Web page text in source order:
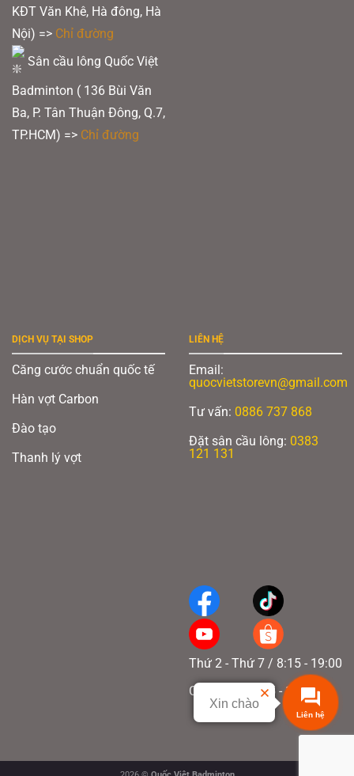
KĐT Văn Khê, Hà đông, Hà
Nội) => Chỉ đường
Sân cầu lông Quốc Việt
Badminton ( 136 Bùi Văn
Ba, P. Tân Thuận Đông, Q.7,
TP.HCM) => Chỉ đường
DỊCH VỤ TẠI SHOP
Căng cước chuẩn quốc tế
Hàn vợt Carbon
Đào tạo
Thanh lý vợt
LIÊN HỆ
Email:
quocvietstorevn@gmail.com
Tư vấn: 0886 737 868
Đặt sân cầu lông: 0383
121 131
Thứ 2 - Thứ 7 / 8:15 - 19:00
Chủ nhật / 8:15 - 17:00
Xin chào